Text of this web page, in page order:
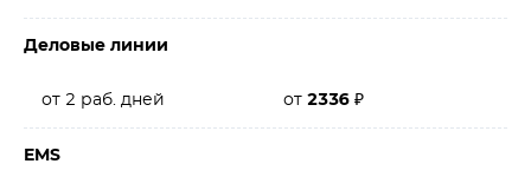
Деловые линии
от 2 раб. дней от 2336 ₽
EMS